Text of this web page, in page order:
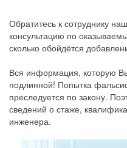
Обратитесь к сотруднику
консультацию по
сколько обойдётся
Вся информация, которую
подлинной! Попытка
преследуется по закону.
сведений о стаже,
инженера.